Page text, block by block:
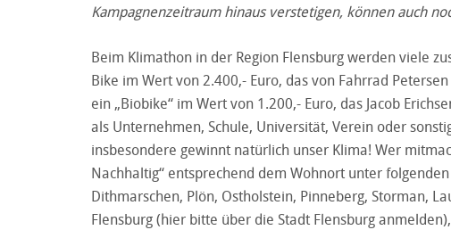
Kampagnenzeitraum hinaus verstetigen, können auch
Beim Klimathon in der Region Flensburg werden viele
Bike im Wert von 2.400,- Euro, das von Fahrrad
ein „Biobike“ im Wert von 1.200,- Euro, das Jacob
als Unternehmen, Schule, Universität, Verein oder
insbesondere gewinnt natürlich unser Klima! Wer
Nachhaltig“ entsprechend dem Wohnort unter
Dithmarschen, Plön, Ostholstein, Pinneberg, Storman,
Flensburg (hier bitte über die Stadt Flensburg